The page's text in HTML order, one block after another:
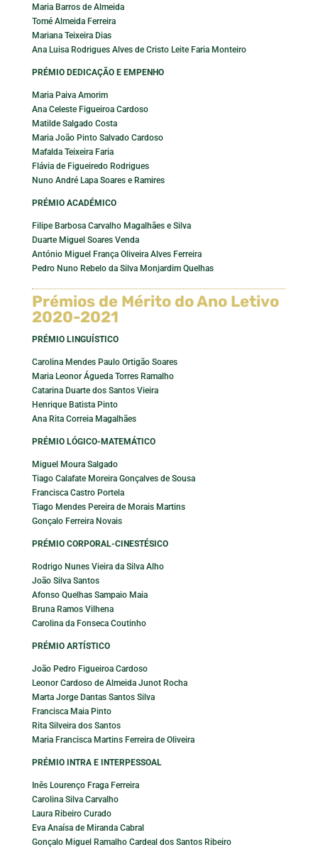
Maria Barros de Almeida
Tomé Almeida Ferreira
Mariana Teixeira Dias
Ana Luisa Rodrigues Alves de Cristo Leite Faria Monteiro
PRÉMIO DEDICAÇÃO E EMPENHO
Maria Paiva Amorim
Ana Celeste Figueiroa Cardoso
Matilde Salgado Costa
Maria João Pinto Salvado Cardoso
Mafalda Teixeira Faria
Flávia de Figueiredo Rodrigues
Nuno André Lapa Soares e Ramires
PRÉMIO ACADÉMICO
Filipe Barbosa Carvalho Magalhães e Silva
Duarte Miguel Soares Venda
António Miguel França Oliveira Alves Ferreira
Pedro Nuno Rebelo da Silva Monjardim Quelhas
Prémios de Mérito do Ano Letivo
2020-2021
PRÉMIO LINGUÍSTICO
Carolina Mendes Paulo Ortigão Soares
Maria Leonor Águeda Torres Ramalho
Catarina Duarte dos Santos Vieira
Henrique Batista Pinto
Ana Rita Correia Magalhães
PRÉMIO LÓGICO-MATEMÁTICO
Miguel Moura Salgado
Tiago Calafate Moreira Gonçalves de Sousa
Francisca Castro Portela
Tiago Mendes Pereira de Morais Martins
Gonçalo Ferreira Novais
PRÉMIO CORPORAL-CINESTÉSICO
Rodrigo Nunes Vieira da Silva Alho
João Silva Santos
Afonso Quelhas Sampaio Maia
Bruna Ramos Vilhena
Carolina da Fonseca Coutinho
PRÉMIO ARTÍSTICO
João Pedro Figueiroa Cardoso
Leonor Cardoso de Almeida Junot Rocha
Marta Jorge Dantas Santos Silva
Francisca Maia Pinto
Rita Silveira dos Santos
Maria Francisca Martins Ferreira de Oliveira
PRÉMIO INTRA E INTERPESSOAL
Inês Lourenço Fraga Ferreira
Carolina Silva Carvalho
Laura Ribeiro Curado
Eva Anaísa de Miranda Cabral
Gonçalo Miguel Ramalho Cardeal dos Santos Ribeiro